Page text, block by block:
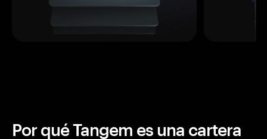
Por qué Tangem es una cartera